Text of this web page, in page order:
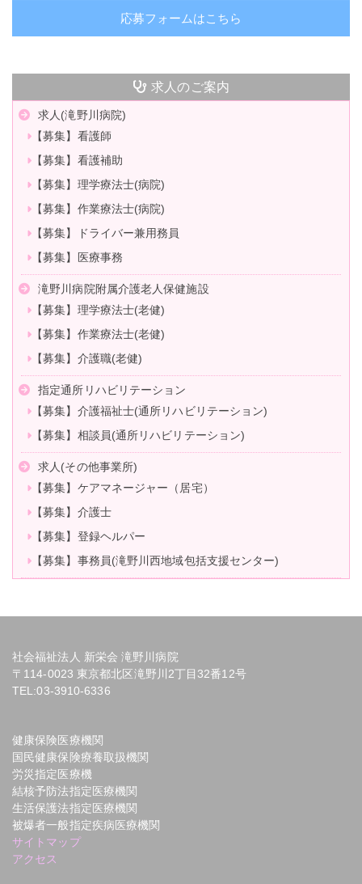
応募フォームはこちら
求人のご案内
求人(滝野川病院)
【募集】看護師
【募集】看護補助
【募集】理学療法士(病院)
【募集】作業療法士(病院)
【募集】ドライバー兼用務員
【募集】医療事務
滝野川病院附属介護老人保健施設
【募集】理学療法士(老健)
【募集】作業療法士(老健)
【募集】介護職(老健)
指定通所リハビリテーション
【募集】介護福祉士(通所リハビリテーション)
【募集】相談員(通所リハビリテーション)
求人(その他事業所)
【募集】ケアマネージャー（居宅）
【募集】介護士
【募集】登録ヘルパー
【募集】事務員(滝野川西地域包括支援センター)
社会福祉法人 新栄会 滝野川病院
〒114-0023 東京都北区滝野川2丁目32番12号
TEL:03-3910-6336
健康保険医療機関
国民健康保険療養取扱機関
労災指定医療機
結核予防法指定医療機関
生活保護法指定医療機関
被爆者一般指定疾病医療機関
サイトマップ
アクセス